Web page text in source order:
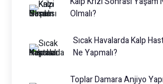
Olmalı?
Sıcak Havalarda Kalp
Ne Yapmalı?
Toplar Damara Anjiyo